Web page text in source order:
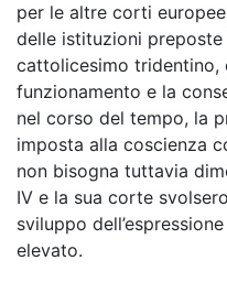
per le altre corti
delle istituzioni
cattolicesimo tridentino,
funzionamento e la
nel corso del tempo, la
imposta alla coscienza
non bisogna tuttavia
IV e la sua corte
sviluppo
elevato.